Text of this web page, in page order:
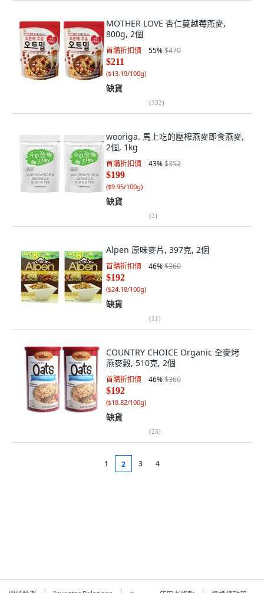
MOTHER LOVE 杏仁蔓越莓燕麥,
800g, 2個
首購折扣價 55%$470
$211
($13.19/100g)
缺貨
(332)
wooriga. 馬上吃的壓榨燕麥即食燕麥,
2個, 1kg
首購折扣價 43%$352
$199
($9.95/100g)
缺貨
(2)
Alpen 原味麥片, 397克, 2個
首購折扣價 46%$360
$192
($24.18/100g)
缺貨
(11)
COUNTRY CHOICE Organic 全麥烤
燕麥穀, 510克, 2個
首購折扣價 46%$360
$192
($18.82/100g)
缺貨
(23)
1 2 3 4